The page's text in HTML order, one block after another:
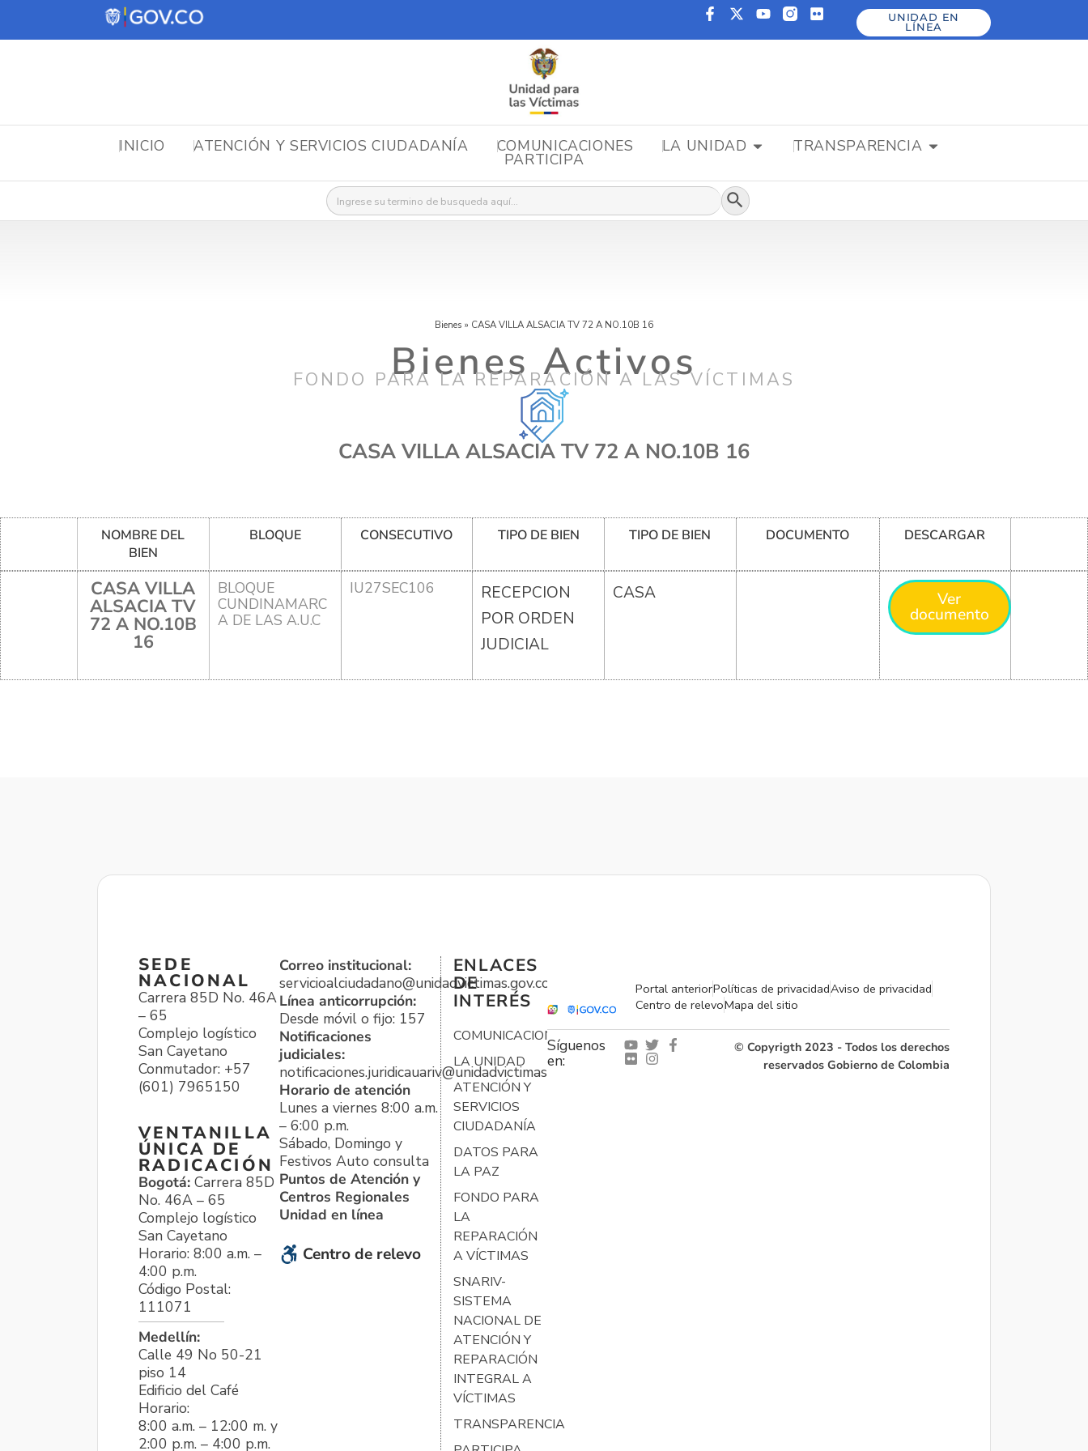
UNIDAD EN
LÍNEA
INICIO ATENCIÓN Y SERVICIOS CIUDADANÍA COMUNICACIONES LA UNIDAD TRANSPARENCIA
PARTICIPA
Buscar: Botón de búsqueda
Bienes » CASA VILLA ALSACIA TV 72 A NO.10B 16
Bienes Activos
FONDO PARA LA REPARACIÓN A LAS VÍCTIMAS
CASA VILLA ALSACIA TV 72 A NO.10B 16
NOMBRE DEL
BIEN
BLOQUE CONSECUTIVO TIPO DE BIEN TIPO DE BIEN DOCUMENTO DESCARGAR
CASA VILLA
ALSACIA TV
72 A NO.10B
16
BLOQUE
CUNDINAMARC
A DE LAS A.U.C
IU27SEC106
RECEPCION
POR ORDEN
JUDICIAL
CASA Ver
documento
SEDE
NACIONAL
Carrera 85D No. 46A
– 65
Complejo logístico
San Cayetano
Conmutador: +57
(601) 7965150
VENTANILLA
ÚNICA DE
RADICACIÓN
Bogotá: Carrera 85D
No. 46A – 65
Complejo logístico
San Cayetano
Horario: 8:00 a.m. –
4:00 p.m.
Código Postal:
111071
Medellín:
Calle 49 No 50-21
piso 14
Edificio del Café
Horario:
8:00 a.m. – 12:00 m. y
2:00 p.m. – 4:00 p.m.
Correo institucional:
servicioalciudadano@unidadvictimas.gov.co
Línea anticorrupción:
Desde móvil o fijo: 157
Notificaciones
judiciales:
notificaciones.juridicauariv@unidadvictimas.gov.co
Horario de atención
Lunes a viernes 8:00 a.m.
– 6:00 p.m.
Sábado, Domingo y
Festivos Auto consulta
Puntos de Atención y
Centros Regionales
Unidad en línea
Centro de relevo
ENLACES
DE
INTERÉS
COMUNICACIONES
LA UNIDAD
ATENCIÓN Y
SERVICIOS
CIUDADANÍA
DATOS PARA
LA PAZ
FONDO PARA
LA
REPARACIÓN
A VÍCTIMAS
SNARIV-
SISTEMA
NACIONAL DE
ATENCIÓN Y
REPARACIÓN
INTEGRAL A
VÍCTIMAS
TRANSPARENCIA
Portal anteriorPolíticas de privacidadAviso de privacidad
Centro de relevoMapa del sitio
Síguenos
en:
© Copyrigth 2023 - Todos los derechos
reservados Gobierno de Colombia